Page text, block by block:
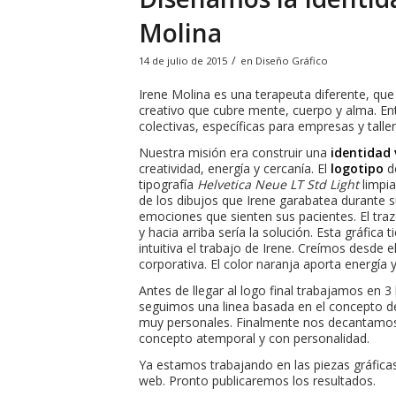
Molina
14 de julio de 2015 / en Diseño Gráfico
Irene Molina es una terapeuta diferente,
creativo que cubre mente, cuerpo y alma.
colectivas, específicas para empresas y
Nuestra misión era construir una identidad
creatividad, energía y cercanía. El logotipo
tipografía Helvetica Neue LT Std Light
de los dibujos que Irene garabatea durante
emociones que sienten sus pacientes. El
y hacia arriba sería la solución. Esta
intuitiva el trabajo de Irene. Creímos desde
corporativa. El color naranja aporta
Antes de llegar al logo final trabajamos en
seguimos una linea basada en el concepto
muy personales. Finalmente nos
concepto atemporal y con personalidad.
Ya estamos trabajando en las piezas
web. Pronto publicaremos los resultados.